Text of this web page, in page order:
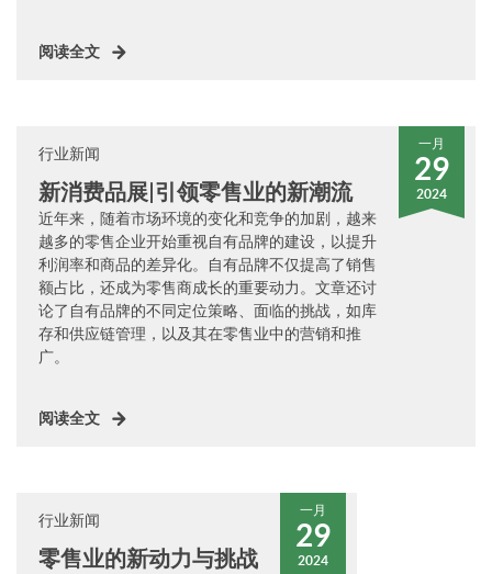
阅读全文
一月
29
2024
行业新闻
新消费品展|引领零售业的新潮流
近年来，随着市场环境的变化和竞争的加剧，越来
越多的零售企业开始重视自有品牌的建设，以提升
利润率和商品的差异化。自有品牌不仅提高了销售
额占比，还成为零售商成长的重要动力。文章还讨
论了自有品牌的不同定位策略、面临的挑战，如库
存和供应链管理，以及其在零售业中的营销和推
广。
阅读全文
一月
29
2024
行业新闻
零售业的新动力与挑战